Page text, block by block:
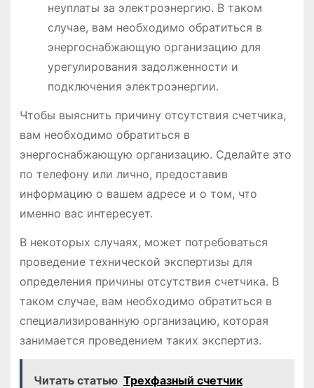
неуплаты за электроэнергию. В таком
случае, вам необходимо обратиться в
энергоснабжающую организацию для
урегулирования задолженности и
подключения электроэнергии.
Чтобы выяснить причину отсутствия счетчика,
вам необходимо обратиться в
энергоснабжающую организацию. Сделайте это
по телефону или лично, предоставив
информацию о вашем адресе и о том, что
именно вас интересует.
В некоторых случаях, может потребоваться
проведение технической экспертизы для
определения причины отсутствия счетчика. В
таком случае, вам необходимо обратиться в
специализированную организацию, которая
занимается проведением таких экспертиз.
Читать статью Трехфазный счетчик